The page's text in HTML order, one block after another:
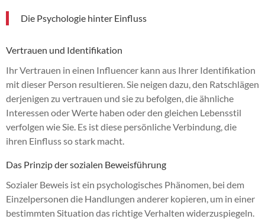
Die Psychologie hinter Einfluss
Vertrauen und Identifikation
Ihr Vertrauen in einen Influencer kann aus Ihrer Identifikation
mit dieser Person resultieren. Sie neigen dazu, den Ratschlägen
derjenigen zu vertrauen und sie zu befolgen, die ähnliche
Interessen oder Werte haben oder den gleichen Lebensstil
verfolgen wie Sie. Es ist diese persönliche Verbindung, die
ihren Einfluss so stark macht.
Das Prinzip der sozialen Beweisführung
Sozialer Beweis ist ein psychologisches Phänomen, bei dem
Einzelpersonen die Handlungen anderer kopieren, um in einer
bestimmten Situation das richtige Verhalten widerzuspiegeln.